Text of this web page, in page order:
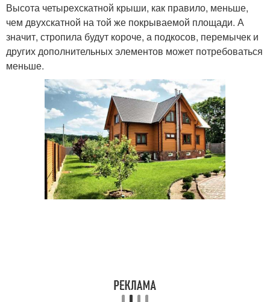
Высота четырехскатной крыши, как правило, меньше,
чем двухскатной на той же покрываемой площади. А
значит, стропила будут короче, а подкосов, перемычек и
других дополнительных элементов может потребоваться
меньше.